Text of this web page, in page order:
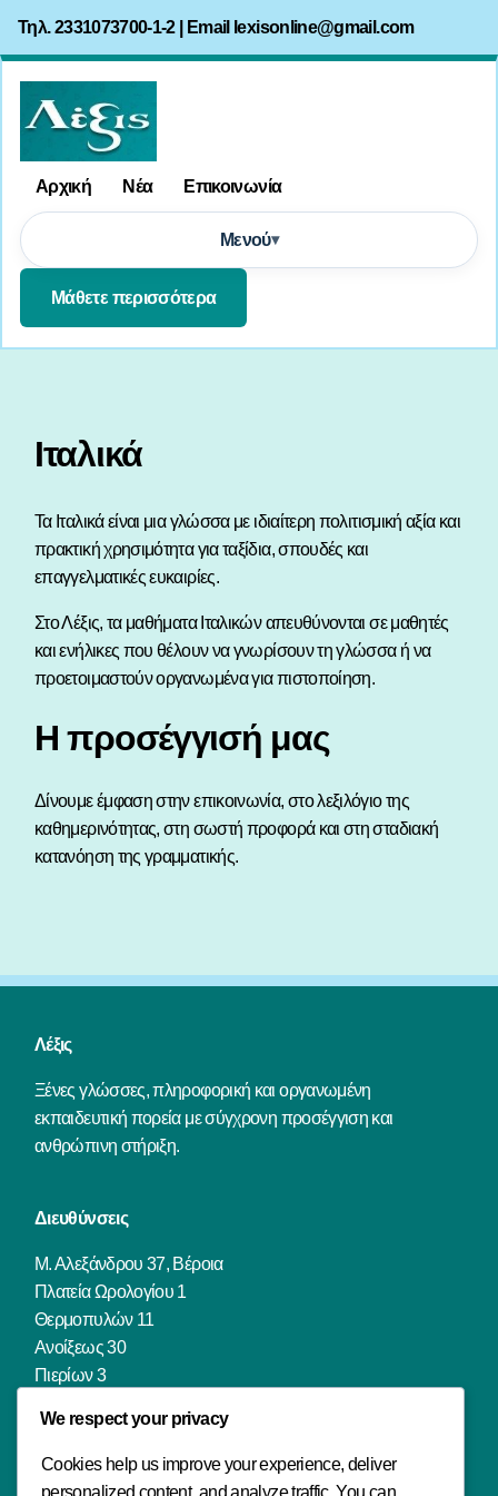
Τηλ. 2331073700-1-2 | Email lexisonline@gmail.com
Αρχική Νέα Επικοινωνία
Μενού
Μάθετε περισσότερα
Ιταλικά
Τα Ιταλικά είναι μια γλώσσα με ιδιαίτερη πολιτισμική αξία και
πρακτική χρησιμότητα για ταξίδια, σπουδές και
επαγγελματικές ευκαιρίες.
Στο Λέξις, τα μαθήματα Ιταλικών απευθύνονται σε μαθητές
και ενήλικες που θέλουν να γνωρίσουν τη γλώσσα ή να
προετοιμαστούν οργανωμένα για πιστοποίηση.
Η προσέγγισή μας
Δίνουμε έμφαση στην επικοινωνία, στο λεξιλόγιο της
καθημερινότητας, στη σωστή προφορά και στη σταδιακή
κατανόηση της γραμματικής.
Λέξις
Ξένες γλώσσες, πληροφορική και οργανωμένη
εκπαιδευτική πορεία με σύγχρονη προσέγγιση και
ανθρώπινη στήριξη.
Διευθύνσεις
Μ. Αλεξάνδρου 37, Βέροια
Πλατεία Ωρολογίου 1
Θερμοπυλών 11
Ανοίξεως 30
Πιερίων 3
Φιλιππουπόλεως 18
Μ. Μπότσαρη 69
We respect your privacy
Cookies help us improve your experience, deliver
personalized content, and analyze traffic. You can